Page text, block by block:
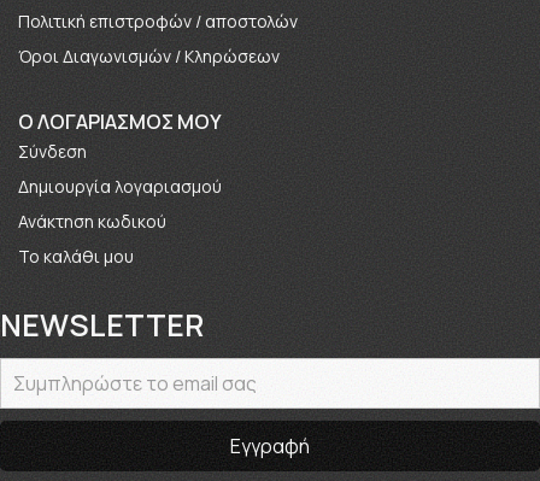
Πολιτική επιστροφών / αποστολών
Όροι Διαγωνισμών / Κληρώσεων
O ΛΟΓΑΡΙΑΣΜΟΣ ΜΟΥ
Σύνδεση
Δημιουργία λογαριασμού
Ανάκτηση κωδικού
Το καλάθι μου
NEWSLETTER